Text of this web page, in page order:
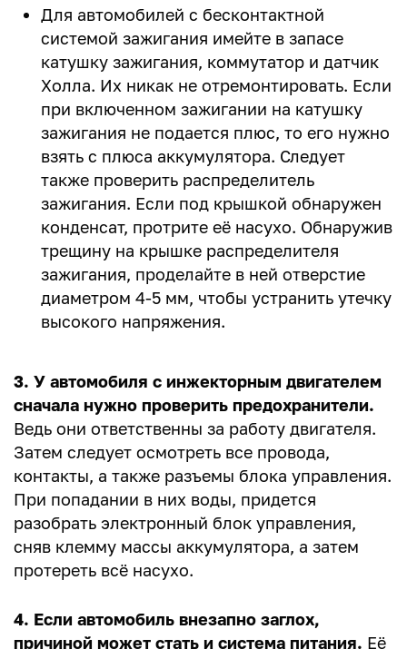
Для автомобилей с бесконтактной
системой зажигания имейте в запасе
катушку зажигания, коммутатор и датчик
Холла. Их никак не отремонтировать. Если
при включенном зажигании на катушку
зажигания не подается плюс, то его нужно
взять с плюса аккумулятора. Следует
также проверить распределитель
зажигания. Если под крышкой обнаружен
конденсат, протрите её насухо. Обнаружив
трещину на крышке распределителя
зажигания, проделайте в ней отверстие
диаметром 4-5 мм, чтобы устранить утечку
высокого напряжения.
3. У автомобиля с инжекторным двигателем
сначала нужно проверить предохранители.
Ведь они ответственны за работу двигателя.
Затем следует осмотреть все провода,
контакты, а также разъемы блока управления.
При попадании в них воды, придется
разобрать электронный блок управления,
сняв клемму массы аккумулятора, а затем
протереть всё насухо.
4. Если автомобиль внезапно заглох,
причиной может стать и система питания. Её